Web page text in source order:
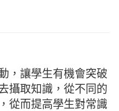
，讓學生有機會突破
攝取知識，從不同的
從而提高學生對常識